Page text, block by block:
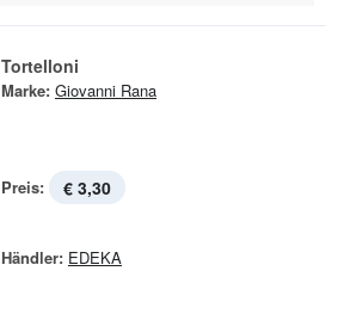
Tortelloni
Marke: Giovanni Rana
Preis: € 3,30
Händler: EDEKA